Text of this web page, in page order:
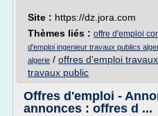
Site : https://dz.jora.com
Thèmes liés : offre d'emploi
d'emploi ingenieur travaux publics
algerie / offres d'emploi
travaux public
Offres d'emploi -
annonces : offres d ...